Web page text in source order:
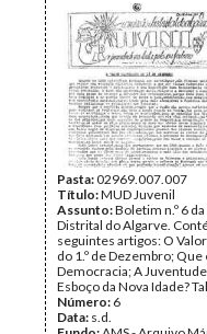
Data:s.d.
Fundo:AMS - Arquivo
DMJ - Documentos 50º
Tipo Documental:
Página(s):4
Pasta:02969.007.007
Título:MUD Juvenil
Assunto:Boletim n.º 6
Distrital do Algarve.
seguintes artigos: O
do 1.º de Dezembro; Que
Democracia; A
Esboço da Nova Idade?
Número: 6
Data: s.d.